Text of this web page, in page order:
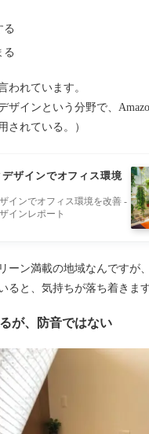
る
る
われています。
ザインという分野で、
されている。）
ザインでオフィス環境
インでオフィス環境を改善 -
インレポート
ーン満載の地域なんですが
ると、気持ちが落ち着きます
が、防音ではない